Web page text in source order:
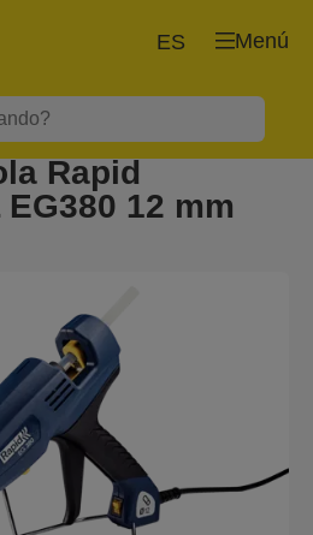
Menú
ES
Rapid
EG380 12 mm